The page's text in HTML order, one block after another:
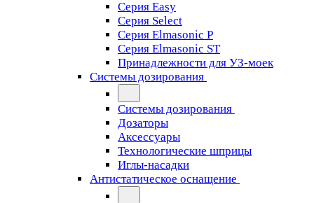
Серия Easy
Серия Select
Серия Elmasonic P
Серия Elmasonic ST
Принадлежности для УЗ-моек
Системы дозирования
Системы дозирования
Дозаторы
Аксессуары
Технологические шприцы
Иглы-насадки
Антистатическое оснащение